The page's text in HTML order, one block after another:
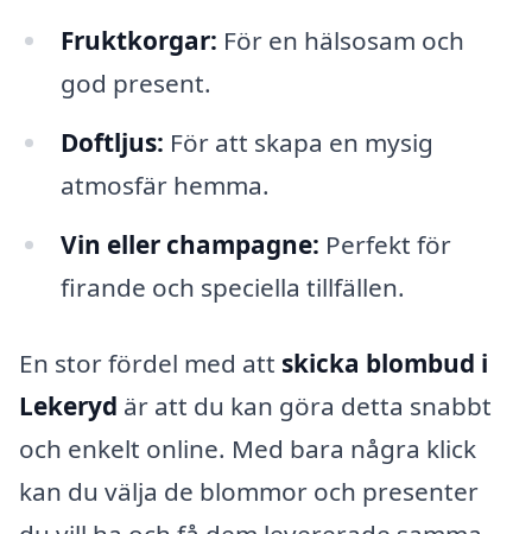
Fruktkorgar: För en hälsosam och
god present.
Doftljus: För att skapa en mysig
atmosfär hemma.
Vin eller champagne: Perfekt för
firande och speciella tillfällen.
En stor fördel med att skicka blombud i
Lekeryd är att du kan göra detta snabbt
och enkelt online. Med bara några klick
kan du välja de blommor och presenter